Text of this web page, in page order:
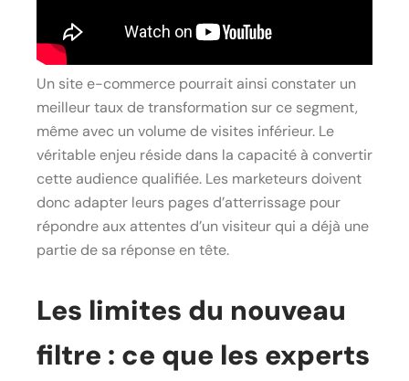
Un site e-commerce pourrait ainsi constater un
meilleur taux de transformation sur ce segment,
même avec un volume de visites inférieur. Le
véritable enjeu réside dans la capacité à convertir
cette audience qualifiée. Les marketeurs doivent
donc adapter leurs pages d’atterrissage pour
répondre aux attentes d’un visiteur qui a déjà une
partie de sa réponse en tête.
Les limites du nouveau
filtre : ce que les experts